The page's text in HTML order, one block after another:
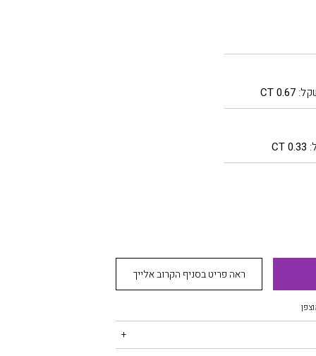
ראה פריט בסניף הקרוב אלייך
0.67 CT
0.33 CT